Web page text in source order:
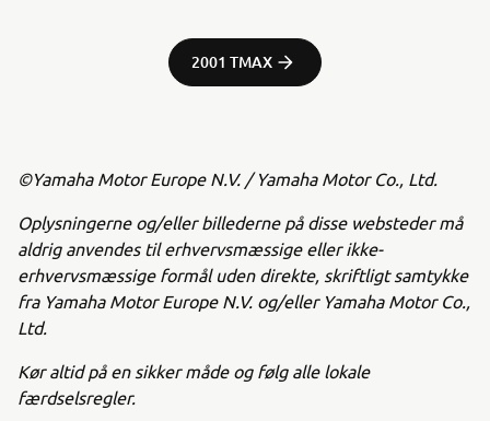
2001 TMAX
©Yamaha Motor Europe N.V. / Yamaha Motor Co., Ltd.
Oplysningerne og/eller billederne på disse websteder må
aldrig anvendes til erhvervsmæssige eller ikke-
erhvervsmæssige formål uden direkte, skriftligt samtykke
fra Yamaha Motor Europe N.V. og/eller Yamaha Motor Co.,
Ltd.
Kør altid på en sikker måde og følg alle lokale
færdselsregler.